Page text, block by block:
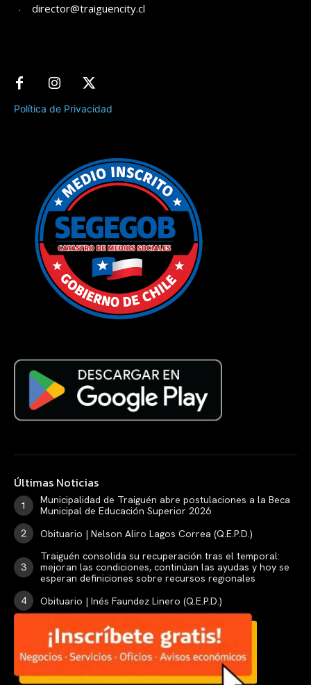
director@traiguencity.cl
Política de Privacidad
Últimas Noticias
Municipalidad de Traiguén abre postulaciones a la Beca
Municipal de Educación Superior 2026
Obituario | Nelson Aliro Lagos Correa (Q.E.P.D.)
Traiguén consolida su recuperación tras el temporal:
mejoran las condiciones, continúan las ayudas y hoy se
esperan definiciones sobre recursos regionales
Obituario | Inés Faundez Linero (Q.E.P.D.)